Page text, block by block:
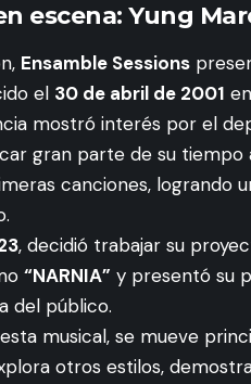
escena: Yung
Ensamble Sessions
el 30 de abril de 2001
mostró interés por el
gran parte de su tiempo
canciones, logrando
, decidió trabajar su
“NARNIA” y presentó su
del público.
musical, se mueve
otros estilos,